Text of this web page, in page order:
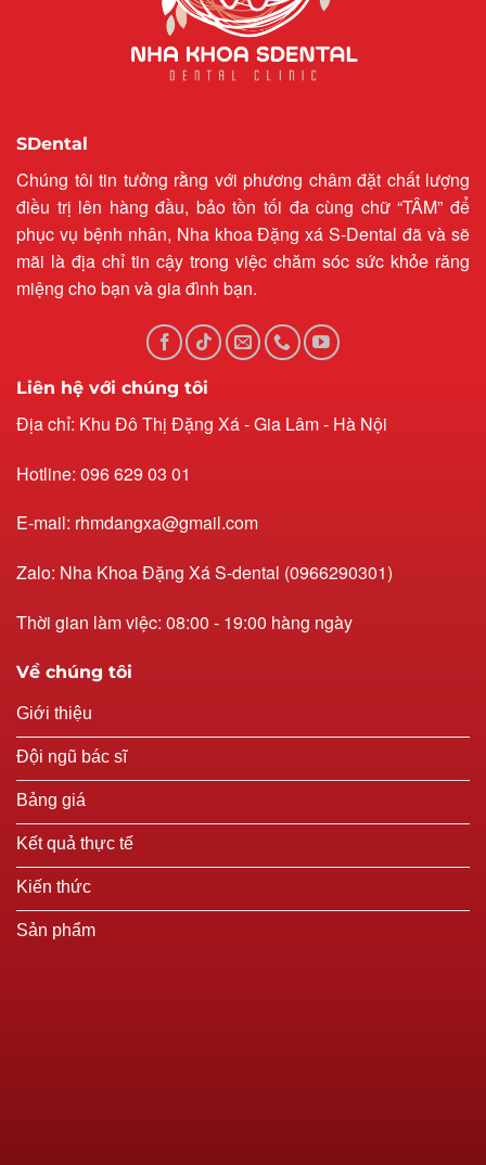
SDental
Chúng tôi tin tưởng rằng với phương châm đặt chất lượng
điều trị lên hàng đầu, bảo tồn tối đa cùng chữ “TÂM” để
phục vụ bệnh nhân, Nha khoa Đặng xá S-Dental đã và sẽ
mãi là địa chỉ tin cậy trong việc chăm sóc sức khỏe răng
miệng cho bạn và gia đình bạn.
Liên hệ với chúng tôi
Địa chỉ: Khu Đô Thị Đặng Xá - Gia Lâm - Hà Nội
Hotline: 096 629 03 01
E-mail: rhmdangxa@gmail.com
Zalo: Nha Khoa Đặng Xá S-dental (0966290301)
Thời gian làm việc: 08:00 - 19:00 hàng ngày
Về chúng tôi
Giới thiệu
Đội ngũ bác sĩ
Bảng giá
Kết quả thực tế
Kiến thức
Sản phẩm